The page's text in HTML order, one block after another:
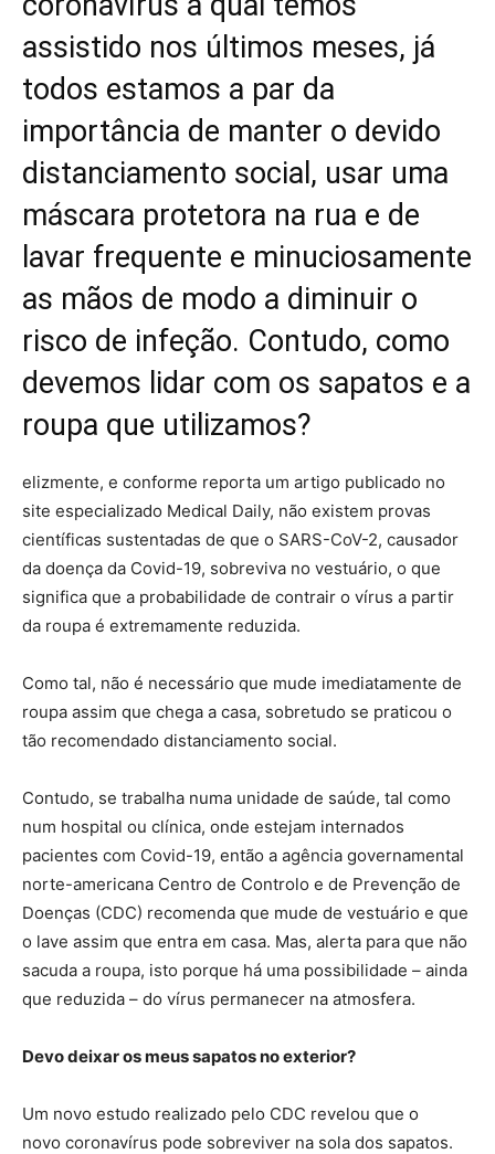
assistido nos últimos meses, já
todos estamos a par da
importância de manter o devido
distanciamento social, usar uma
máscara protetora na rua e de
lavar frequente e minuciosamente
as mãos de modo a diminuir o
risco de infeção. Contudo, como
devemos lidar com os sapatos e a
roupa que utilizamos?
elizmente, e conforme reporta um artigo publicado no
site especializado Medical Daily, não existem provas
científicas sustentadas de que o SARS-CoV-2, causador
da doença da Covid-19, sobreviva no vestuário, o que
significa que a probabilidade de contrair o vírus a partir
da roupa é extremamente reduzida.
Como tal, não é necessário que mude imediatamente de
roupa assim que chega a casa, sobretudo se praticou o
tão recomendado distanciamento social.
Contudo, se trabalha numa unidade de saúde, tal como
num hospital ou clínica, onde estejam internados
pacientes com Covid-19, então a agência governamental
norte-americana Centro de Controlo e de Prevenção de
Doenças (CDC) recomenda que mude de vestuário e que
o lave assim que entra em casa. Mas, alerta para que não
sacuda a roupa, isto porque há uma possibilidade – ainda
que reduzida – do vírus permanecer na atmosfera.
Devo deixar os meus sapatos no exterior?
Um novo estudo realizado pelo CDC revelou que o
novo coronavírus pode sobreviver na sola dos sapatos.